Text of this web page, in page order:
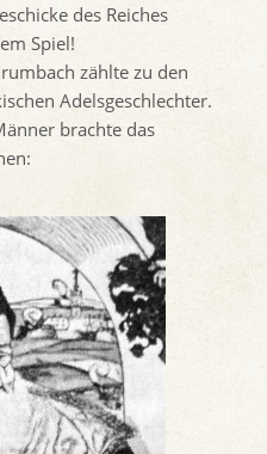
des Reiches
Spiel!
zählte zu den
Adelsgeschlechter.
brachte das